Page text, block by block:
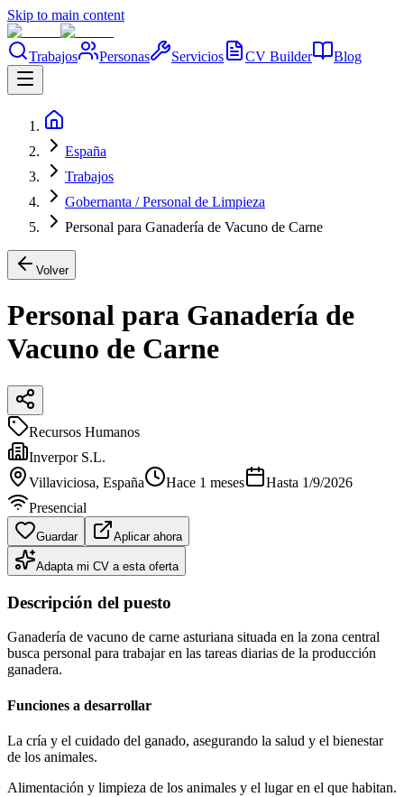
Skip to main content
Trabajos Personas Servicios CV Builder Blog
España
Trabajos
Gobernanta / Personal de Limpieza
Personal para Ganadería de Vacuno de Carne
Volver
Personal para Ganadería de
Vacuno de Carne
Recursos Humanos
Inverpor S.L.
Villaviciosa, España Hace 1 meses Hasta 1/9/2026
Presencial
Guardar Aplicar ahora
Adapta mi CV a esta oferta
Descripción del puesto
Ganadería de vacuno de carne asturiana situada en la zona central
busca personal para trabajar en las tareas diarias de la producción
ganadera.
Funciones a desarrollar
La cría y el cuidado del ganado, asegurando la salud y el bienestar
de los animales.
Alimentación y limpieza de los animales y el lugar en el que habitan.